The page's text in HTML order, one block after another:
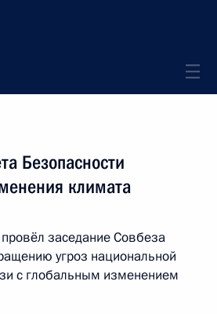
Безопасности
климата
заседание Совбеза
угроз национальной
с глобальным изменением